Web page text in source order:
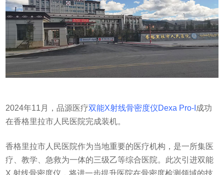
2024年11月，品源医疗双能X射线骨密度仪Dexa Pro-I 成功
在香格里拉市人民医院完成装机。
香格里拉市人民医院作为当地重要的医疗机构，是一所集医
疗、教学、急救为一体的三级乙等综合医院。此次引进双能
X 射线骨密度仪，将进一步提升医院在骨密度检测领域的技